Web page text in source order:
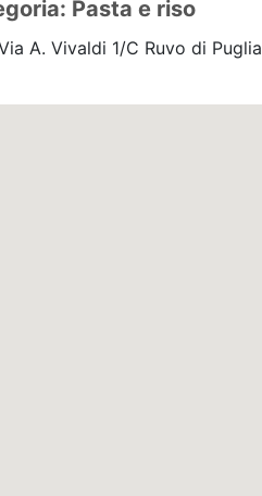
Pasta e riso
A. Vivaldi 1/C Ruvo di Puglia